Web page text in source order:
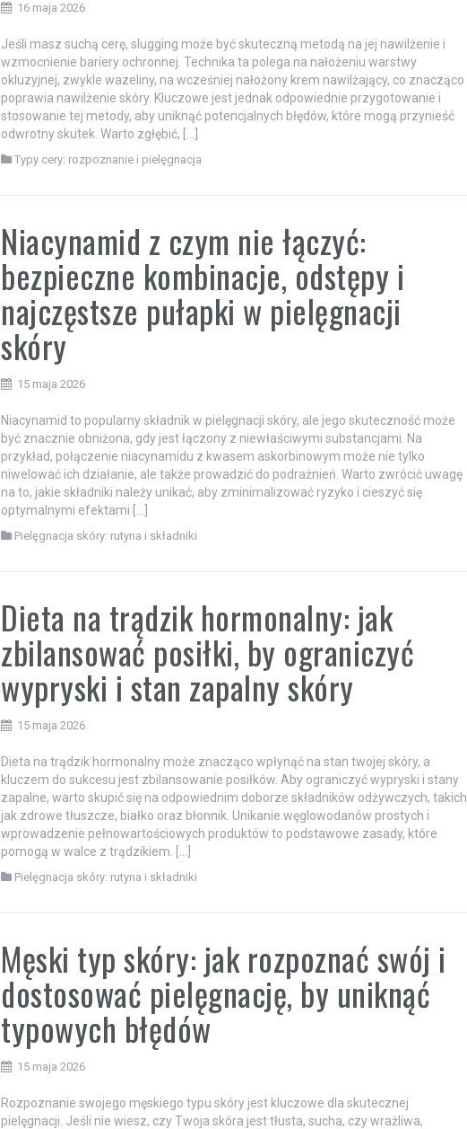
16 maja 2026
Jeśli masz suchą cerę, slugging może być skuteczną metodą na jej nawilżenie i
wzmocnienie bariery ochronnej. Technika ta polega na nałożeniu warstwy
okluzyjnej, zwykle wazeliny, na wcześniej nałożony krem nawilżający, co znacząco
poprawia nawilżenie skóry. Kluczowe jest jednak odpowiednie przygotowanie i
stosowanie tej metody, aby uniknąć potencjalnych błędów, które mogą przynieść
odwrotny skutek. Warto zgłębić, […]
Typy cery: rozpoznanie i pielęgnacja
Niacynamid z czym nie łączyć:
bezpieczne kombinacje, odstępy i
najczęstsze pułapki w pielęgnacji
skóry
15 maja 2026
Niacynamid to popularny składnik w pielęgnacji skóry, ale jego skuteczność może
być znacznie obniżona, gdy jest łączony z niewłaściwymi substancjami. Na
przykład, połączenie niacynamidu z kwasem askorbinowym może nie tylko
niwelować ich działanie, ale także prowadzić do podrażnień. Warto zwrócić uwagę
na to, jakie składniki należy unikać, aby zminimalizować ryzyko i cieszyć się
optymalnymi efektami […]
Pielęgnacja skóry: rutyna i składniki
Dieta na trądzik hormonalny: jak
zbilansować posiłki, by ograniczyć
wypryski i stan zapalny skóry
15 maja 2026
Dieta na trądzik hormonalny może znacząco wpłynąć na stan twojej skóry, a
kluczem do sukcesu jest zbilansowanie posiłków. Aby ograniczyć wypryski i stany
zapalne, warto skupić się na odpowiednim doborze składników odżywczych, takich
jak zdrowe tłuszcze, białko oraz błonnik. Unikanie węglowodanów prostych i
wprowadzenie pełnowartościowych produktów to podstawowe zasady, które
pomogą w walce z trądzikiem. […]
Pielęgnacja skóry: rutyna i składniki
Męski typ skóry: jak rozpoznać swój i
dostosować pielęgnację, by uniknąć
typowych błędów
15 maja 2026
Rozpoznanie swojego męskiego typu skóry jest kluczowe dla skutecznej
pielęgnacji. Jeśli nie wiesz, czy Twoja skóra jest tłusta, sucha, czy wrażliwa,